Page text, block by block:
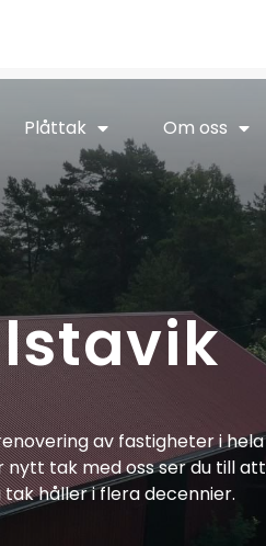
Plåttak Om oss
av fastigheter i hela
tak med oss ser du till att
håller i flera decennier.